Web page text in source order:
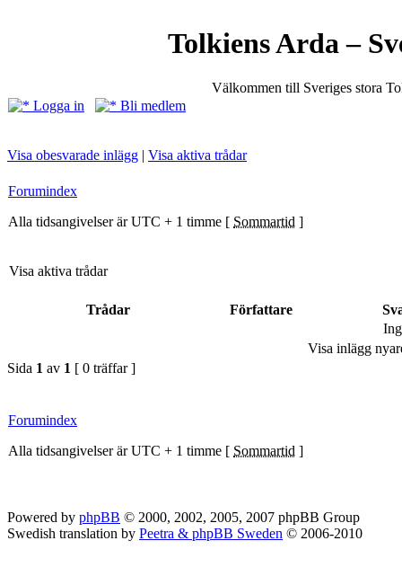
Tolkiens Arda –
Välkommen till Sveriges stora
Logga in
Bli medlem
Visa obesvarade inlägg | Visa aktiva trådar
Forumindex
Alla tidsangivelser är UTC + 1 timme [ Sommartid ]
Visa aktiva trådar
Trådar Författare
Visa inlägg
Sida 1 av 1 [ 0 träffar ]
Forumindex
Alla tidsangivelser är UTC + 1 timme [ Sommartid ]
Powered by phpBB © 2000, 2002, 2005, 2007 phpBB Group
Swedish translation by Peetra & phpBB Sweden © 2006-2010